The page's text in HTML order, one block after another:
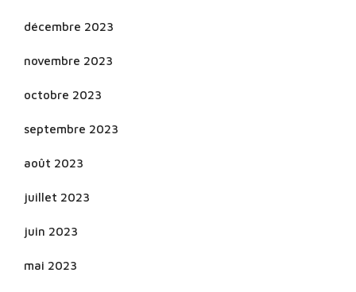
décembre 2023
novembre 2023
octobre 2023
septembre 2023
août 2023
juillet 2023
juin 2023
mai 2023